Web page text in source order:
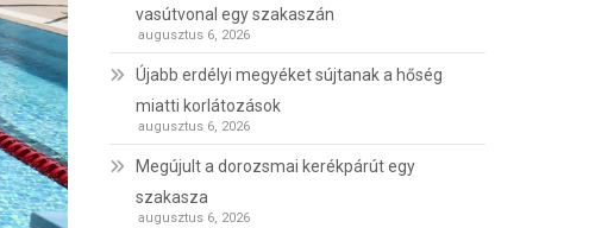
vasútvonal egy szakaszán
augusztus 6, 2026
Újabb erdélyi megyéket sújtanak a hőség
miatti korlátozások
augusztus 6, 2026
Megújult a dorozsmai kerékpárút egy
szakasza
augusztus 6, 2026